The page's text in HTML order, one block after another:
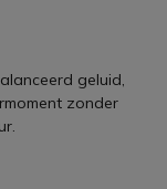
geluid,
zonder